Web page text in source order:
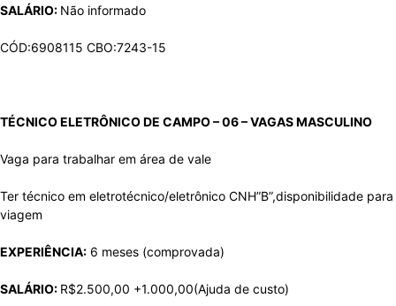
SALÁRIO: Não informado
CÓD:6908115 CBO:7243-15
TÉCNICO ELETRÔNICO DE CAMPO – 06 – VAGASMASCULINO
Vaga para trabalhar em área de vale
Ter técnico em eletrotécnico/eletrônico CNH”B”,disponibilidade para
viagem
EXPERIÊNCIA: 6 meses (comprovada)
SALÁRIO: R$2.500,00 +1.000,00(Ajuda de custo)